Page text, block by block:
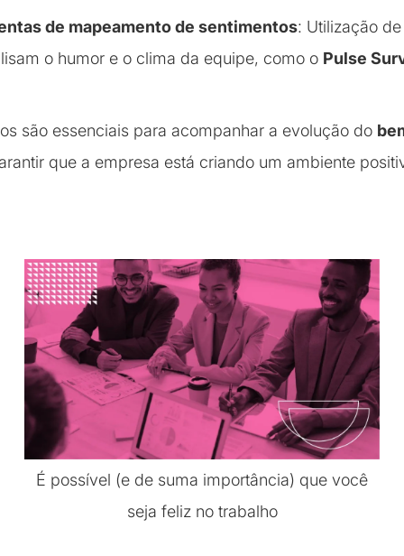
de mapeamento de sentimentos: Utilização
o humor e o clima da equipe, como o Pulse
são essenciais para acompanhar a evolução do
que a empresa está criando um ambiente
É possível (e de suma importância) que você
seja feliz no trabalho